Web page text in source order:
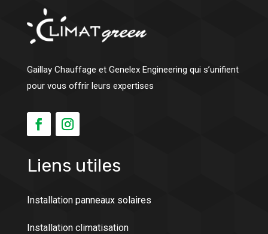
Gaillay Chauffage et Genelex Engineering qui s’unifient
pour vous offrir leurs expertises
Liens utiles
Installation panneaux solaires
Installation climatisation